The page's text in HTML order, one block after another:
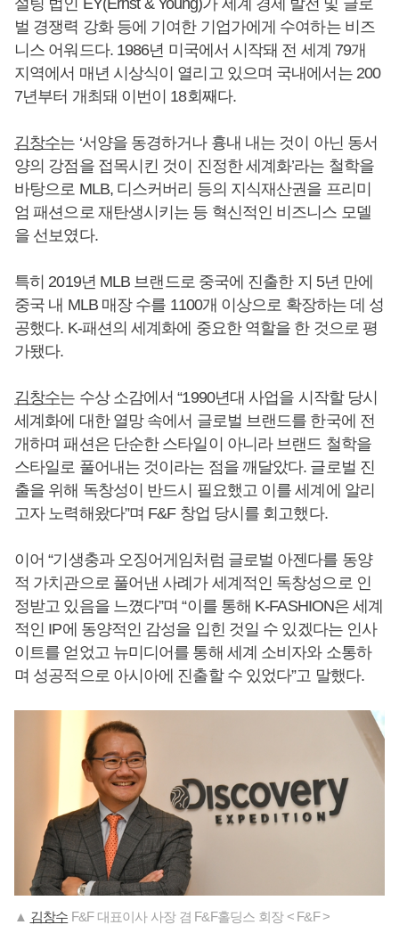
벌 경쟁력 강화 등에 기여한 기업가에게 수여하는 비즈
니스 어워드다. 1986년 미국에서 시작돼 전 세계 79개
지역에서 매년 시상식이 열리고 있으며 국내에서는 200
7년부터 개최돼 이번이 18회째다.
김창수는 ‘서양을 동경하거나 흉내 내는 것이 아닌 동서
양의 강점을 접목시킨 것이 진정한 세계화’라는 철학을
바탕으로 MLB, 디스커버리 등의 지식재산권을 프리미
엄 패션으로 재탄생시키는 등 혁신적인 비즈니스 모델
을 선보였다.
특히 2019년 MLB 브랜드로 중국에 진출한 지 5년 만에
중국 내 MLB 매장 수를 1100개 이상으로 확장하는 데 성
공했다. K-패션의 세계화에 중요한 역할을 한 것으로 평
가됐다.
김창수는 수상 소감에서 “1990년대 사업을 시작할 당시
세계화에 대한 열망 속에서 글로벌 브랜드를 한국에 전
개하며 패션은 단순한 스타일이 아니라 브랜드 철학을
스타일로 풀어내는 것이라는 점을 깨달았다. 글로벌 진
출을 위해 독창성이 반드시 필요했고 이를 세계에 알리
고자 노력해왔다”며 F&F 창업 당시를 회고했다.
이어 “기생충과 오징어게임처럼 글로벌 아젠다를 동양
적 가치관으로 풀어낸 사례가 세계적인 독창성으로 인
정받고 있음을 느꼈다”며 “이를 통해 K-FASHION은 세계
적인 IP에 동양적인 감성을 입힌 것일 수 있겠다는 인사
이트를 얻었고 뉴미디어를 통해 세계 소비자와 소통하
며 성공적으로 아시아에 진출할 수 있었다”고 말했다.
▲ 김창수 F&F 대표이사 사장 겸 F&F홀딩스 회장 < F&F >